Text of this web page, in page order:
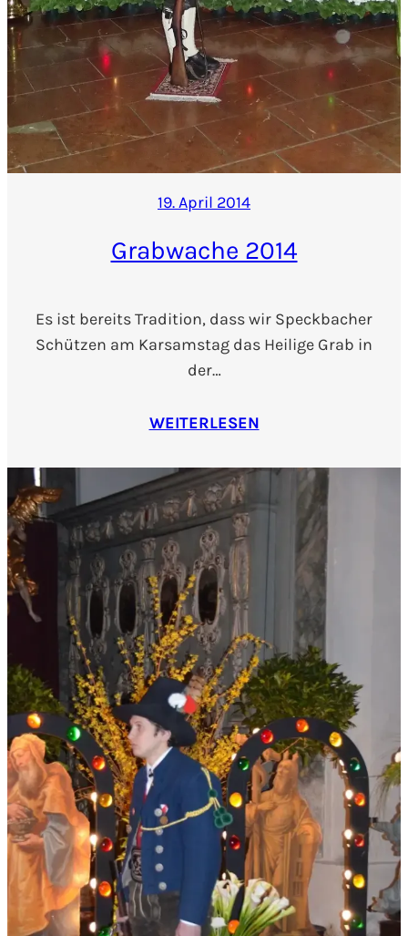
19. April 2014
Grabwache 2014
Es ist bereits Tradition, dass wir Speckbacher
Schützen am Karsamstag das Heilige Grab in
der…
WEITERLESEN